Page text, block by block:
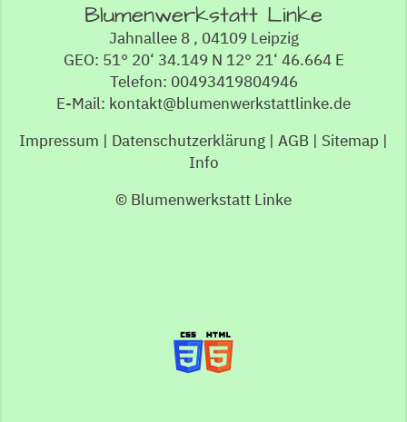
Blumenwerkstatt Linke
Jahnallee 8 , 04109 Leipzig
GEO: 51° 20‘ 34.149 N 12° 21‘ 46.664 E
Telefon: 00493419804946
E-Mail: kontakt@blumenwerkstattlinke.de
Impressum | Datenschutzerklärung | AGB | Sitemap |
Info
© Blumenwerkstatt Linke